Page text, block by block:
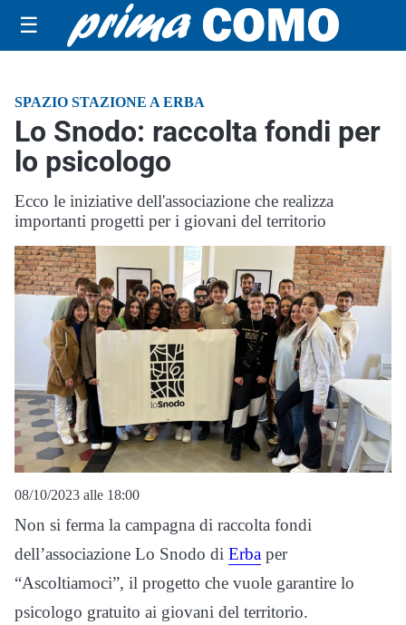
☰
SPAZIO STAZIONE A ERBA
Lo Snodo: raccolta fondi per
lo psicologo
Ecco le iniziative dell'associazione che realizza
importanti progetti per i giovani del territorio
08/10/2023 alle 18:00
Non si ferma la campagna di raccolta fondi
dell’associazione Lo Snodo di Erba per
“Ascoltiamoci”, il progetto che vuole garantire lo
psicologo gratuito ai giovani del territorio.